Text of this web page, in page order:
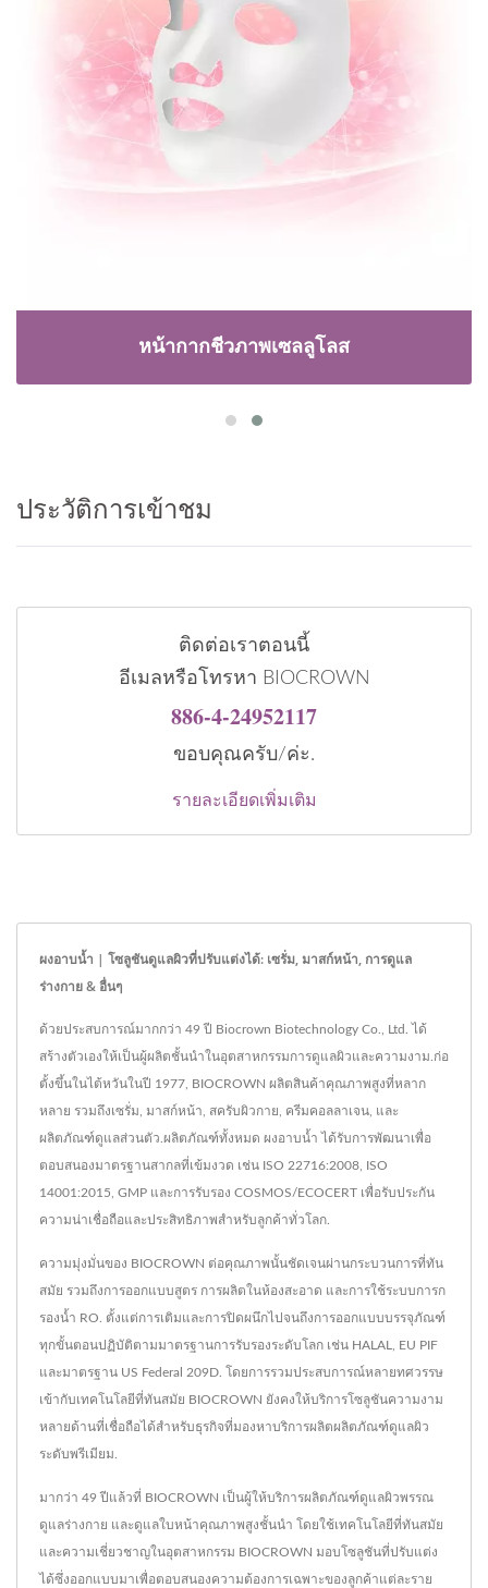
หน้ากากชีวภาพเซลลูโลส
ประวัติการเข้าชม
ติดต่อเราตอนนี้
อีเมลหรือโทรหา BIOCROWN
886-4-24952117
ขอบคุณครับ/ค่ะ.
รายละเอียดเพิ่มเติม
ผงอาบน้ำ | โซลูชันดูแลผิวที่ปรับแต่งได้: เซรั่ม, มาสก์หน้า, การดูแล
ร่างกาย & อื่นๆ
ด้วยประสบการณ์มากกว่า 49 ปี Biocrown Biotechnology Co., Ltd. ได้
สร้างตัวเองให้เป็นผู้ผลิตชั้นนำในอุตสาหกรรมการดูแลผิวและความงาม.ก่อ
ตั้งขึ้นในไต้หวันในปี 1977, BIOCROWN ผลิตสินค้าคุณภาพสูงที่หลาก
หลาย รวมถึงเซรั่ม, มาสก์หน้า, สครับผิวกาย, ครีมคอลลาเจน, และ
ผลิตภัณฑ์ดูแลส่วนตัว.ผลิตภัณฑ์ทั้งหมด ผงอาบน้ำ ได้รับการพัฒนาเพื่อ
ตอบสนองมาตรฐานสากลที่เข้มงวด เช่น ISO 22716:2008, ISO
14001:2015, GMP และการรับรอง COSMOS/ECOCERT เพื่อรับประกัน
ความน่าเชื่อถือและประสิทธิภาพสำหรับลูกค้าทั่วโลก.
ความมุ่งมั่นของ BIOCROWN ต่อคุณภาพนั้นชัดเจนผ่านกระบวนการที่ทัน
สมัย รวมถึงการออกแบบสูตร การผลิตในห้องสะอาด และการใช้ระบบการก
รองน้ำ RO. ตั้งแต่การเติมและการปิดผนึกไปจนถึงการออกแบบบรรจุภัณฑ์
ทุกขั้นตอนปฏิบัติตามมาตรฐานการรับรองระดับโลก เช่น HALAL, EU PIF
และมาตรฐาน US Federal 209D. โดยการรวมประสบการณ์หลายทศวรรษ
เข้ากับเทคโนโลยีที่ทันสมัย BIOCROWN ยังคงให้บริการโซลูชันความงาม
หลายด้านที่เชื่อถือได้สำหรับธุรกิจที่มองหาบริการผลิตผลิตภัณฑ์ดูแลผิว
ระดับพรีเมียม.
มากว่า 49 ปีแล้วที่ BIOCROWN เป็นผู้ให้บริการผลิตภัณฑ์ดูแลผิวพรรณ
ดูแลร่างกาย และดูแลใบหน้าคุณภาพสูงชั้นนำ โดยใช้เทคโนโลยีที่ทันสมัย
และความเชี่ยวชาญในอุตสาหกรรม BIOCROWN มอบโซลูชันที่ปรับแต่ง
ได้ซึ่งออกแบบมาเพื่อตอบสนองความต้องการเฉพาะของลูกค้าแต่ละราย